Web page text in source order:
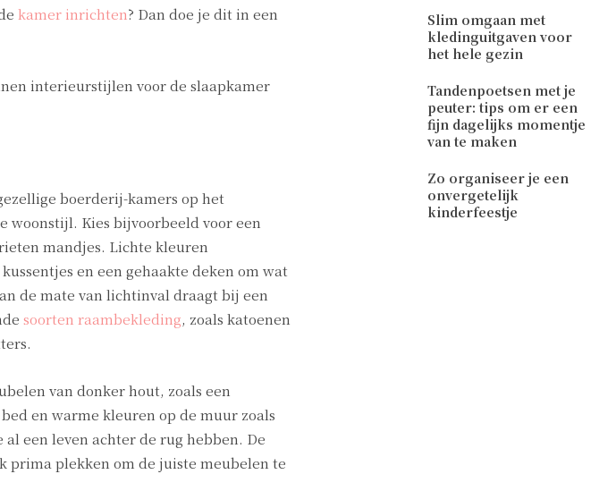
kamer inrichten? Dan doe je dit in een
interieurstijlen voor de slaapkamer
boerderij-kamers op het
Kies bijvoorbeeld voor een
mandjes. Lichte kleuren
en een gehaakte deken om wat
de mate van lichtinval draagt bij een
soorten raambekleding, zoals katoenen
van donker hout, zoals een
en warme kleuren op de muur zoals
een leven achter de rug hebben. De
prima plekken om de juiste meubelen te
Slim omgaan met
kledinguitgaven voor
het hele gezin
Tandenpoetsen met je
peuter: tips om er een
fijn dagelijks momentje
van te maken
Zo organiseer je een
onvergetelijk
kinderfeestje